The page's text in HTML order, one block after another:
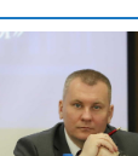
В Белгородской
атаках ВСУ
четыре
Александр